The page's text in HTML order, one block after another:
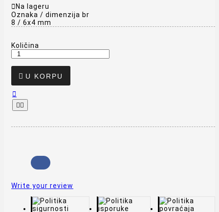
 Na lageru
Oznaka / dimenzija br
8 / 6x4 mm
Količina
 U KORPU

 
Write your review